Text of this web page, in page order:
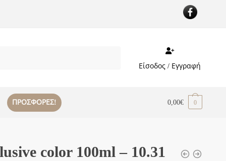
Είσοδος / Εγγραφή
ΠΡΟΣΦΟΡΕΣ! 0,00€ 0
color 100ml – 10.31